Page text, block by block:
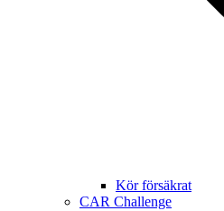
Kör försäkrat
CAR Challenge